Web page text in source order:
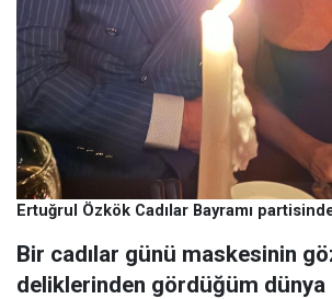
Ertuğrul Özkök Cadılar Bayramı
Bir cadılar günü maskesinin
deliklerinden gördüğüm dünya